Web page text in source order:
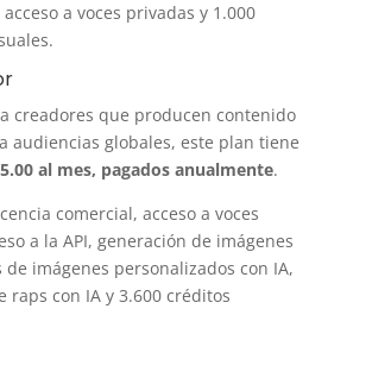
a voces privadas y 1.000
creadores que producen contenido
audiencias globales, este plan tiene
al mes, pagados anualmente.
comercial, acceso a voces
a la API, generación de imágenes
de imágenes personalizados con IA,
raps con IA y 3.600 créditos